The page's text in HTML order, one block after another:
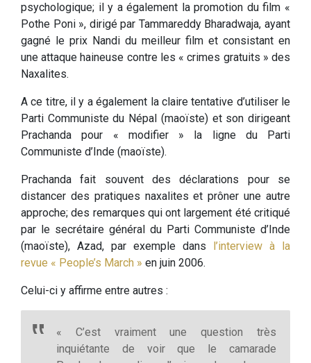
psychologique; il y a également la promotion du film «
Pothe Poni », dirigé par Tammareddy Bharadwaja, ayant
gagné le prix Nandi du meilleur film et consistant en
une attaque haineuse contre les « crimes gratuits » des
Naxalites.
A ce titre, il y a également la claire tentative d’utiliser le
Parti Communiste du Népal (maoïste) et son dirigeant
Prachanda pour « modifier » la ligne du Parti
Communiste d’Inde (maoïste).
Prachanda fait souvent des déclarations pour se
distancer des pratiques naxalites et prôner une autre
approche; des remarques qui ont largement été critiqué
par le secrétaire général du Parti Communiste d’Inde
(maoïste), Azad, par exemple dans
l’interview à la
revue « People’s March » en juin 2006.
Celui-ci y affirme entre autres :
« C’est vraiment une question très
inquiétante de voir que le camarade